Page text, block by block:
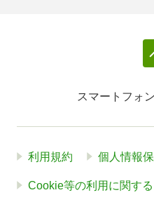
スマートフォ
利用規約 個人情報
Cookie等の利用に関す